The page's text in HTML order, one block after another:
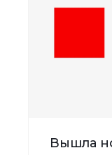
Вышла